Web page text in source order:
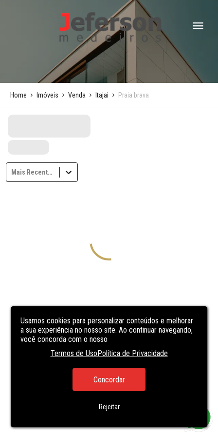
Usamos cookies para personalizar conteúdos e melhorar
a sua experiência no nosso site. Ao continuar navegando,
você concorda com o nosso
Termos de UsoPolítica de Privacidade
Concordar
Rejeitar
Home Imóveis Venda Itajai Praia brava
Mais Recentes